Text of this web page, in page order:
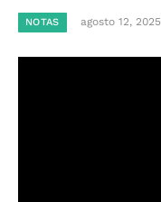
NOTAS agosto 12, 2025